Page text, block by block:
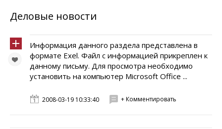
Деловые новости
Информация данного раздела представлена в
формате Exel. Файл с информацией прикреплен к
данному письму. Для просмотра необходимо
установить на компьютер Microsoft Office ...
2008-03-19 10:33:40 + Комментировать